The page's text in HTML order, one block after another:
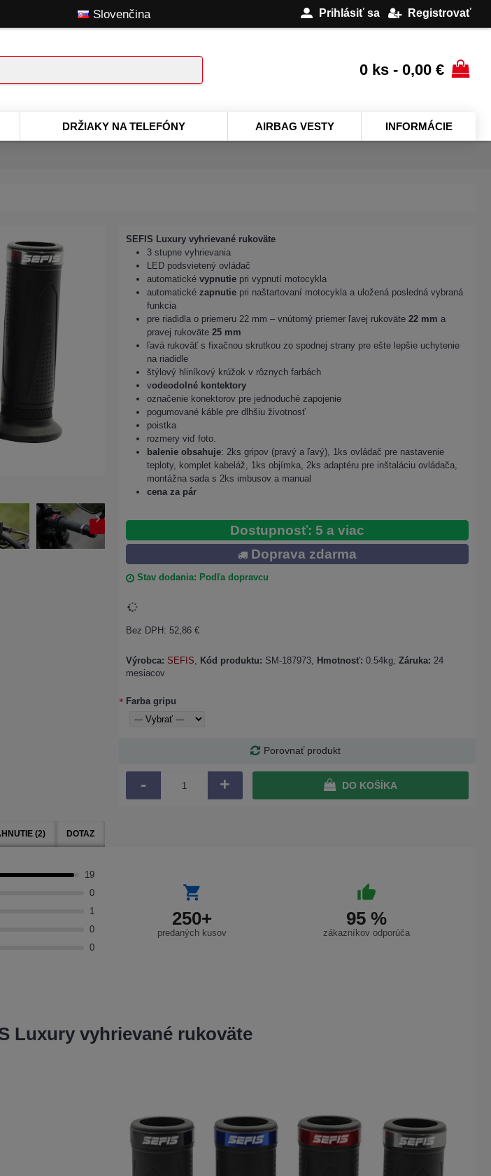
Slovenčina Prihlásiť sa Registrovať
0 ks - 0,00 €
DRŽIAKY NA TELEFÓNY AIRBAG VESTY INFORMÁCIE
SEFIS Luxury vyhrievané rukoväte
3 stupne vyhrievania
LED podsvietený ovládač
automatické vypnutie pri vypnutí motocykla
automatické zapnutie pri naštartovaní motocykla a uložená posledná vybraná
funkcia
pre riadidla o priemeru 22 mm – vnútorný priemer ľavej rukoväte 22 mm a
pravej rukoväte 25 mm
ľavá rukoväť s fixačnou skrutkou zo spodnej strany pre ešte lepšie uchytenie
na riadidle
štýlový hliníkový krúžok v rôznych farbách
vodeodolné kontektory
označenie konektorov pre jednoduché zapojenie
pogumované káble pre dlhšiu životnosť
poistka
rozmery viď foto.
balenie obsahuje: 2ks gripov (pravý a ľavý), 1ks ovládač pre nastavenie
teploty, komplet kabeláž, 1ks objímka, 2ks adaptéru pre inštaláciu ovládača,
montážna sada s 2ks imbusov a manual
cena za pár
Dostupnosť: 5 a viac
Doprava zdarma
Stav dodania: Podľa dopravcu
Bez DPH: 52,86 €
Výrobca: SEFIS, Kód produktu: SM-187973, Hmotnosť: 0.54kg, Záruka: 24
mesiacov
Farba gripu
Porovnať produkt
- + DO KOŠÍKA
(2) DOTAZ
19
0
1
0
0
250+
predaných kusov
95 %
zákazníkov odporúča
Luxury vyhrievané rukoväte